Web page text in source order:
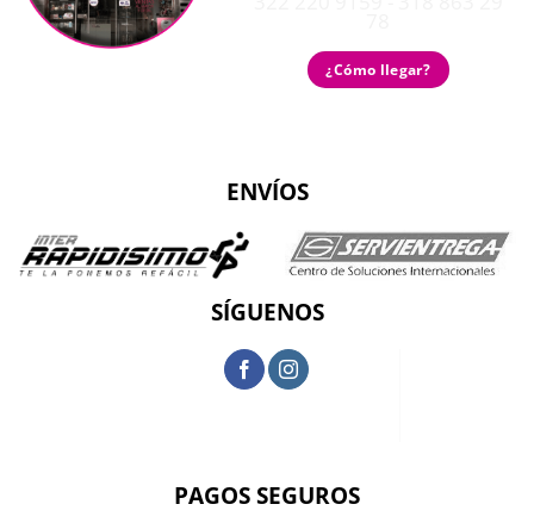
¿Cómo llegar?
ENVÍOS
SÍGUENOS
PAGOS SEGUROS